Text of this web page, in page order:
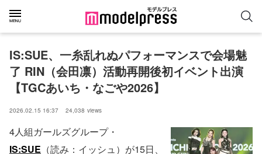
IS:SUE、一糸乱れぬパフォーマンスで会場魅
了 RIN（会田凛）活動再開後初イベント出演
【TGCあいち・なごや2026】
2026.02.15 16:37 24,038 views
4人組ガールズグループ・
IS:SUE （読み：イッシュ）が15日、